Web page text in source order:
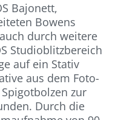
Bajonett,
Bowens
durch weitere
Studioblitzbereich
auf ein Stativ
aus dem Foto-
zur
Durch die